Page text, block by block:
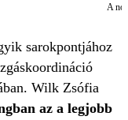
A
sarokpontjához
Wilk Zsófia
az a legjobb